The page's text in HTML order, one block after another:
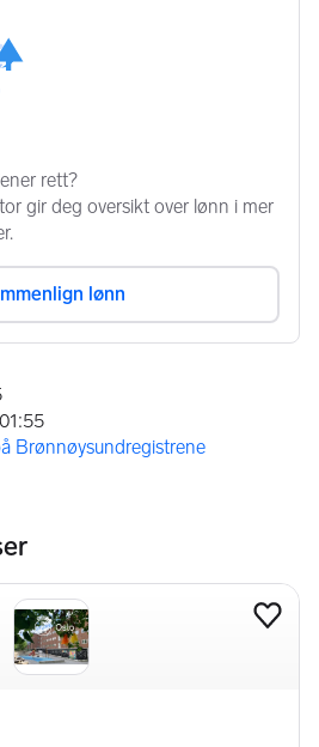
Brønnøysundregistrene
i ny fane)